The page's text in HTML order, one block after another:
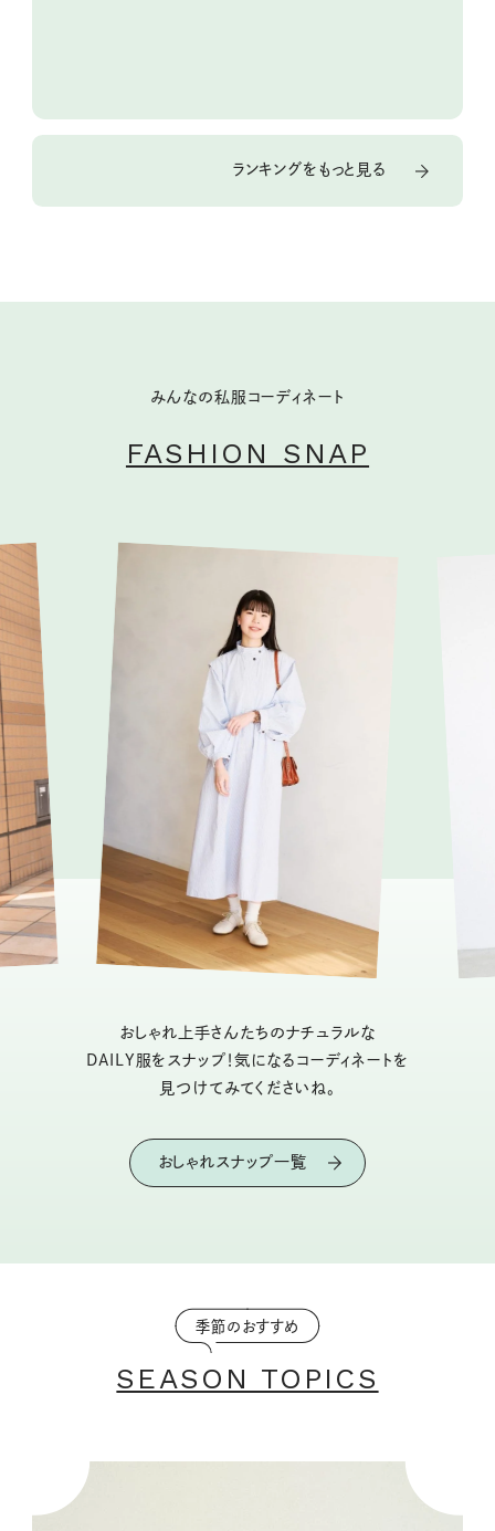
ランキングをもっと見る
みんなの私服コーディネート
FASHION SNAP
おしゃれ上手さんたちのナチュラルな
DAILY服をスナップ！気になるコーディネートを
見つけてみてくださいね。
おしゃれスナップ一覧
季節のおすすめ
SEASON TOPICS